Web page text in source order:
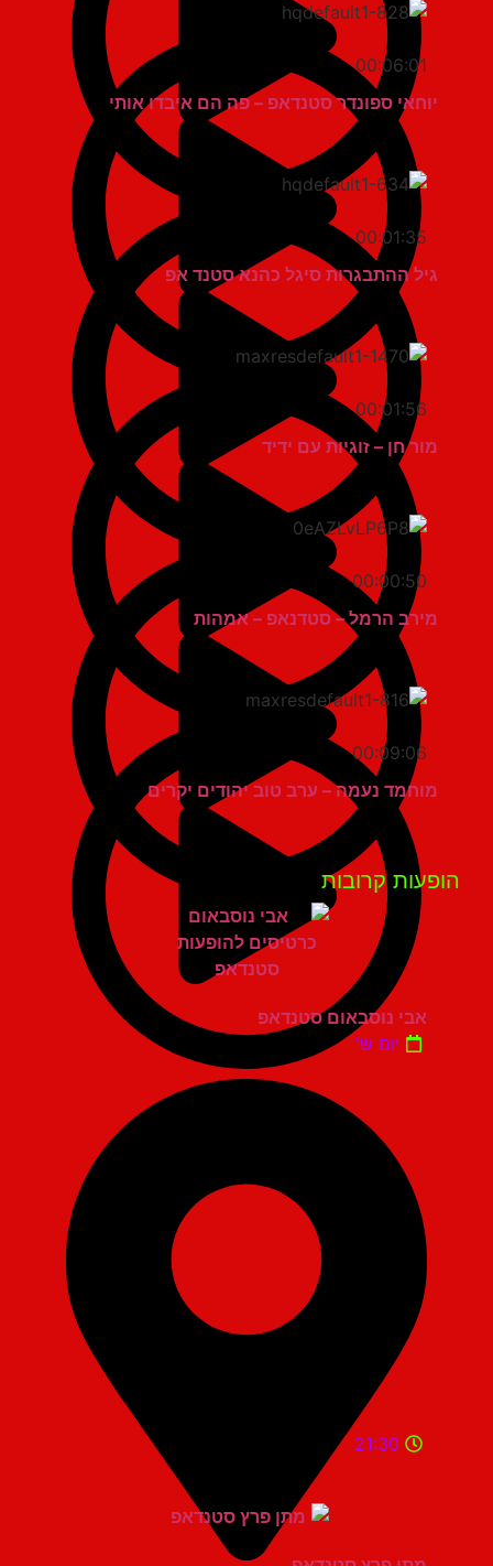
00:06:01
יוחאי ספונדר סטנדאפ – פה הם איבדו אותי
00:01:35
גיל ההתבגרות סיגל כהנא סטנד אפ
00:01:56
מור חן – זוגיות עם ידיד
00:00:50
מירב הרמל – סטדנאפ – אמהות
00:09:06
מוחמד נעמה – ערב טוב יהודים יקרים
קרובות
אבי נוסבאום סטנדאפ
יום ש'
21:30